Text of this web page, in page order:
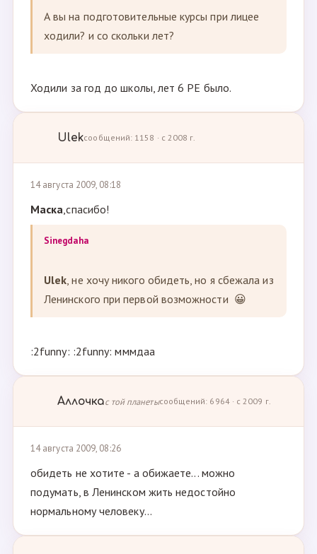
А вы на подготовительные курсы при лицее
ходили? и со скольки лет?
Ходили за год до школы, лет 6 РЕ было.
Ulekсообщений: 1158 · с 2008 г.
14 августа 2009, 08:18
Маска,спасибо!
Sinegdaha
Ulek, не хочу никого обидеть, но я сбежала из
Ленинского при первой возможности 😀
:2funny: :2funny: мммдаа
Аллочкас той планетысообщений: 6964 · с 2009 г.
14 августа 2009, 08:26
обидеть не хотите - а обижаете... можно
подумать, в Ленинском жить недостойно
нормальному человеку...